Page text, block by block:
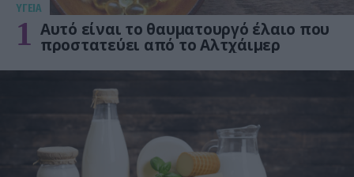
ΥΓΕΙΑ
1 Αυτό είναι το θαυματουργό έλαιο που
προστατεύει από το Αλτχάιμερ